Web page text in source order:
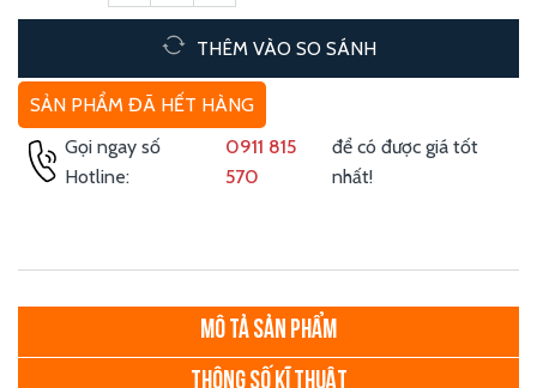
THÊM VÀO SO SÁNH
SẢN PHẨM ĐÃ HẾT HÀNG
Gọi ngay số
Hotline:
0911 815
570
để có được giá tốt
nhất!
MÔ TẢ SẢN PHẨM